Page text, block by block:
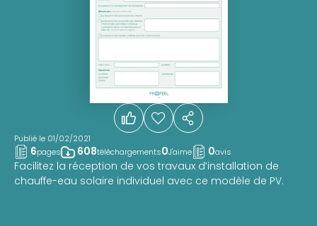
Publié le 01/02/2021
6pages 608téléchargements0J'aime 0avis
Facilitez la réception de vos travaux d’installation de
chauffe-eau solaire individuel avec ce modèle de PV.